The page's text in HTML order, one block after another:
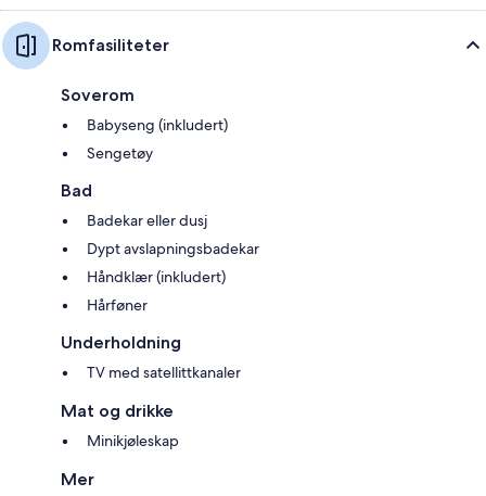
Romfasiliteter
Soverom
Babyseng (inkludert)
Sengetøy
Bad
Badekar eller dusj
Dypt avslapningsbadekar
Håndklær (inkludert)
Hårføner
Underholdning
TV med satellittkanaler
Mat og drikke
Minikjøleskap
Mer